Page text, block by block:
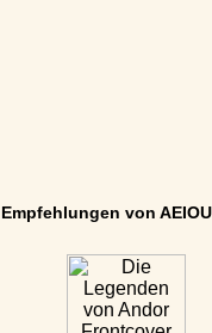
Empfehlungen von